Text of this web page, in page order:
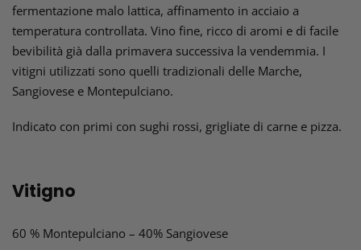
fermentazione malo lattica, affinamento in acciaio a
temperatura controllata. Vino fine, ricco di aromi e di facile
bevibilità già dalla primavera successiva la vendemmia. I
vitigni utilizzati sono quelli tradizionali delle Marche,
Sangiovese e Montepulciano.
Indicato con primi con sughi rossi, grigliate di carne e pizza.
Vitigno
60 % Montepulciano – 40% Sangiovese